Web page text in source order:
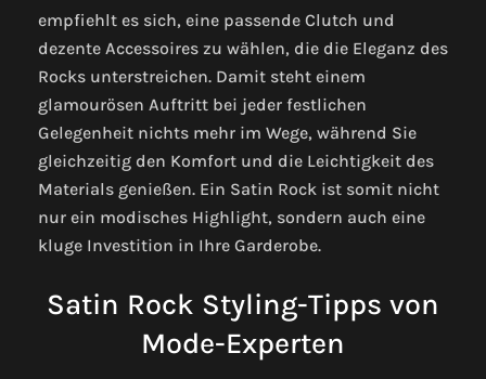
empfiehlt es sich, eine passende Clutch und
dezente Accessoires zu wählen, die die Eleganz des
Rocks unterstreichen. Damit steht einem
glamourösen Auftritt bei jeder festlichen
Gelegenheit nichts mehr im Wege, während Sie
gleichzeitig den Komfort und die Leichtigkeit des
Materials genießen. Ein Satin Rock ist somit nicht
nur ein modisches Highlight, sondern auch eine
kluge Investition in Ihre Garderobe.
Satin Rock Styling-Tipps von
Mode-Experten